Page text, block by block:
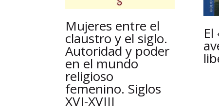
Mujeres entre el
claustro y el siglo.
Autoridad y poder
en el mundo
religioso
femenino. Siglos
XVI-XVIII